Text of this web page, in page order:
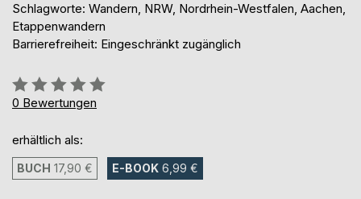
Schlagworte: Wandern, NRW, Nordrhein-Westfalen, Aachen,
Etappenwandern
Barrierefreiheit: Eingeschränkt zugänglich
Bewertung::
0%
0 Bewertungen
erhältlich als:
BUCH 17,90 € E-BOOK 6,99 €